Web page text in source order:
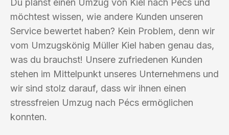
Du planst einen Umzug von Kiel nach Pécs und
möchtest wissen, wie andere Kunden unseren
Service bewertet haben? Kein Problem, denn wir
vom Umzugskönig Müller Kiel haben genau das,
was du brauchst! Unsere zufriedenen Kunden
stehen im Mittelpunkt unseres Unternehmens und
wir sind stolz darauf, dass wir ihnen einen
stressfreien Umzug nach Pécs ermöglichen
konnten.